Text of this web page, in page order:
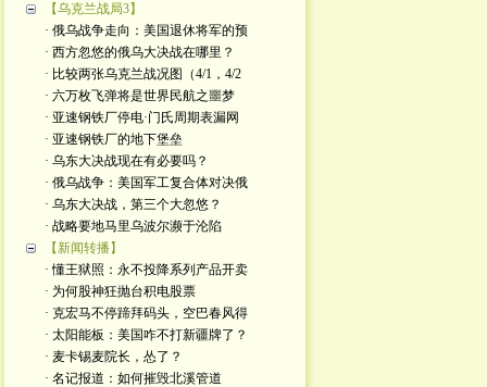
【乌克兰战局3】
· 俄乌战争走向：美国退休将军的预
· 西方忽悠的俄乌大决战在哪里？
· 比较两张乌克兰战况图（4/1，4/2
· 六万枚飞弹将是世界民航之噩梦
· 亚速钢铁厂停电·门氏周期表漏网
· 亚速钢铁厂的地下堡垒
· 乌东大决战现在有必要吗？
· 俄乌战争：美国军工复合体对决俄
· 乌东大决战，第三个大忽悠？
· 战略要地马里乌波尔濒于沦陷
【新闻转播】
· 懂王狱照：永不投降系列产品开卖
· 为何股神狂抛台积电股票
· 克宏马不停蹄拜码头，空巴春风得
· 太阳能板：美国咋不打新疆牌了？
· 麦卡锡麦院长，怂了？
· 名记报道：如何摧毁北溪管道